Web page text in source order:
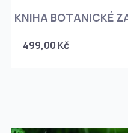
KNIHA BOTANICKÉ
499,00 Kč